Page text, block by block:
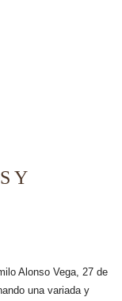
Y
Alonso Vega, 27 de
una variada y